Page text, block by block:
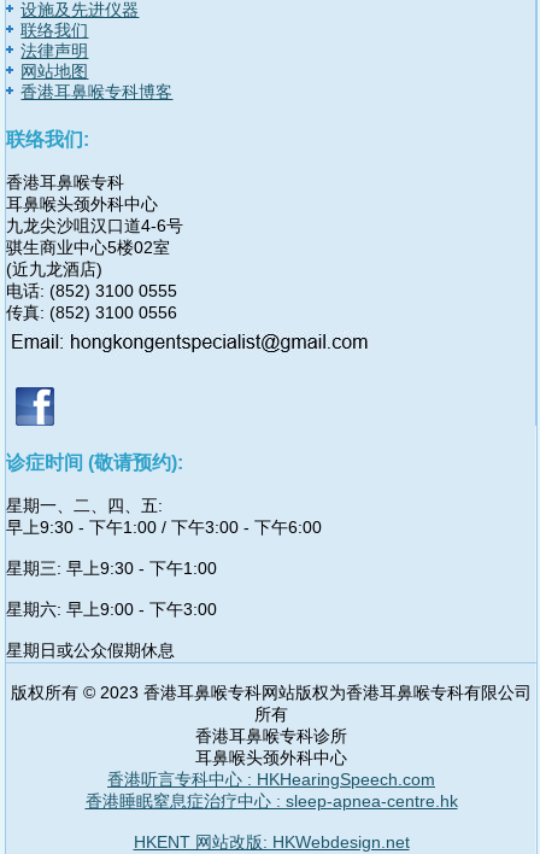
设施及先进仪器
联络我们
法律声明
网站地图
香港耳鼻喉专科博客
联络我们:
香港耳鼻喉专科
耳鼻喉头颈外科中心
九龙尖沙咀汉口道4-6号
骐生商业中心5楼02室
(近九龙酒店)
电话: (852) 3100 0555
传真: (852) 3100 0556
诊症时间 (敬请预约):
星期一、二、四、五:
早上9:30 - 下午1:00 / 下午3:00 - 下午6:00
星期三: 早上9:30 - 下午1:00
星期六: 早上9:00 - 下午3:00
星期日或公众假期休息
版权所有 © 2023 香港耳鼻喉专科网站版权为香港耳鼻喉专科有限公司
所有
香港耳鼻喉专科诊所
耳鼻喉头颈外科中心
香港听言专科中心 : HKHearingSpeech.com
香港睡眠窒息症治疗中心 : sleep-apnea-centre.hk
HKENT 网站改版: HKWebdesign.net